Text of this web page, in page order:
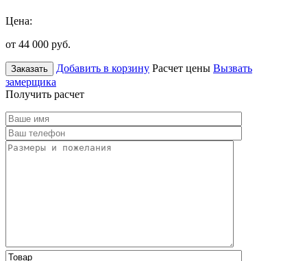
Цена:
от 44 000 руб.
Заказать Добавить в корзину Расчет цены Вызвать
замерщика
Получить расчет